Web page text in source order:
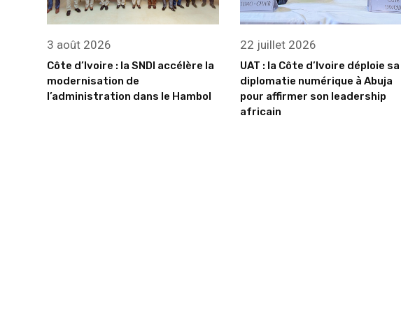
3 août 2026
Côte d’Ivoire : la SNDI accélère la
modernisation de
l’administration dans le Hambol
22 juillet 2026
UAT : la Côte d’Ivoire déploie sa
diplomatie numérique à Abuja
pour affirmer son leadership
africain